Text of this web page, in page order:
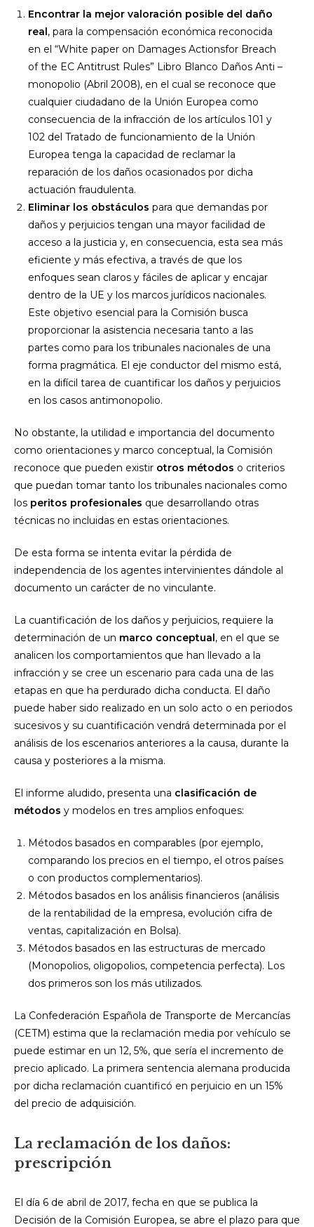
Encontrar la mejor valoración posible del daño
real, para la compensación económica reconocida
en el “White paper on Damages Actionsfor Breach
of the EC Antitrust Rules” Libro Blanco Daños Anti –
monopolio (Abril 2008), en el cual se reconoce que
cualquier ciudadano de la Unión Europea como
consecuencia de la infracción de los artículos 101 y
102 del Tratado de funcionamiento de la Unión
Europea tenga la capacidad de reclamar la
reparación de los daños ocasionados por dicha
actuación fraudulenta.
Eliminar los obstáculos para que demandas por
daños y perjuicios tengan una mayor facilidad de
acceso a la justicia y, en consecuencia, esta sea más
eficiente y más efectiva, a través de que los
enfoques sean claros y fáciles de aplicar y encajar
dentro de la UE y los marcos jurídicos nacionales.
Este objetivo esencial para la Comisión busca
proporcionar la asistencia necesaria tanto a las
partes como para los tribunales nacionales de una
forma pragmática. El eje conductor del mismo está,
en la difícil tarea de cuantificar los daños y perjuicios
en los casos antimonopolio.
No obstante, la utilidad e importancia del documento
como orientaciones y marco conceptual, la Comisión
reconoce que pueden existir otros métodos o criterios
que puedan tomar tanto los tribunales nacionales como
los peritos profesionales que desarrollando otras
técnicas no incluidas en estas orientaciones.
De esta forma se intenta evitar la pérdida de
independencia de los agentes intervinientes dándole al
documento un carácter de no vinculante.
La cuantificación de los daños y perjuicios, requiere la
determinación de un marco conceptual, en el que se
analicen los comportamientos que han llevado a la
infracción y se cree un escenario para cada una de las
etapas en que ha perdurado dicha conducta. El daño
puede haber sido realizado en un solo acto o en periodos
sucesivos y su cuantificación vendrá determinada por el
análisis de los escenarios anteriores a la causa, durante la
causa y posteriores a la misma.
El informe aludido, presenta una clasificación de
métodos y modelos en tres amplios enfoques:
Métodos basados en comparables (por ejemplo,
comparando los precios en el tiempo, el otros países
o con productos complementarios).
Métodos basados en los análisis financieros (análisis
de la rentabilidad de la empresa, evolución cifra de
ventas, capitalización en Bolsa).
Métodos basados en las estructuras de mercado
(Monopolios, oligopolios, competencia perfecta). Los
dos primeros son los más utilizados.
La Confederación Española de Transporte de Mercancías
(CETM) estima que la reclamación media por vehículo se
puede estimar en un 12, 5%, que sería el incremento de
precio aplicado. La primera sentencia alemana producida
por dicha reclamación cuantificó en perjuicio en un 15%
del precio de adquisición.
La reclamación de los daños:
prescripción
El día 6 de abril de 2017, fecha en que se publica la
Decisión de la Comisión Europea, se abre el plazo para que